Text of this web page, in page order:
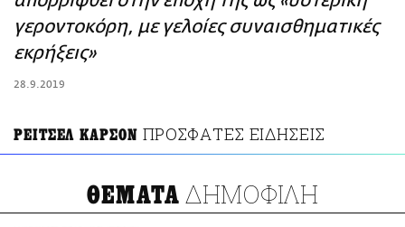
ΑΜΠΑ
PRINT
γεροντοκόρη, με γελοίες συναισθηματικές
εκρήξεις»
28.9.2019
ΡΕΙΤΣΕΛ ΚΑΡΣΟΝ ΠΡΟΣΦΑΤΕΣ ΕΙΔΗΣΕΙΣ
ΘΕΜΑΤΑ ΔΗΜΟΦΙΛΗ